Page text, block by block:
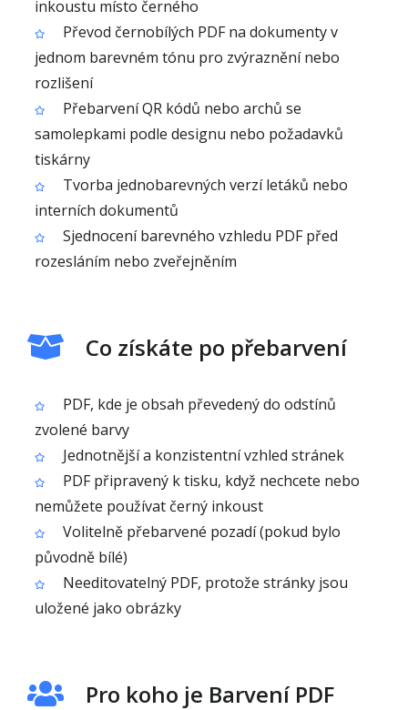
inkoustu místo černého
Převod černobílých PDF na dokumenty v
jednom barevném tónu pro zvýraznění nebo
rozlišení
Přebarvení QR kódů nebo archů se
samolepkami podle designu nebo požadavků
tiskárny
Tvorba jednobarevných verzí letáků nebo
interních dokumentů
Sjednocení barevného vzhledu PDF před
rozesláním nebo zveřejněním
Co získáte po přebarvení
PDF, kde je obsah převedený do odstínů
zvolené barvy
Jednotnější a konzistentní vzhled stránek
PDF připravený k tisku, když nechcete nebo
nemůžete používat černý inkoust
Volitelně přebarvené pozadí (pokud bylo
původně bílé)
Needitovatelný PDF, protože stránky jsou
uložené jako obrázky
Pro koho je Barvení PDF